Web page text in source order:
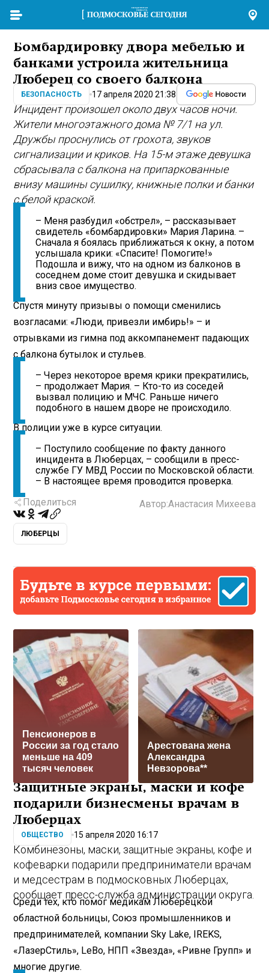
Бомбардировку двора мебелью и
банками устроила жительница
Люберец со своего балкона
БЕЗОПАСНОСТЬ 17 апреля 2020 21:38
Инцидент произошел около двух часов ночи.
Жители многоэтажного дома № 7/1 на ул.
Дружбы проснулись от грохота, звуков
сигнализации и криков. На 15-м этаже девушка
сбрасывала с балкона на припаркованные
внизу машины сушилку, книжные полки и банки
с белой краской.
– Меня разбудил «обстрел», – рассказывает
свидетель «бомбардировки» Мария Ларина. –
Сначала я боялась приближаться к окну, а потом
услышала крики: «Спасите! Помогите!»
Подошла и вижу, что на одном из балконов в
соседнем доме стоит девушка и скидывает
вниз свое имущество.
Спустя минуту призывы о помощи сменились
возгласами: «Люди, привезли имбирь!» – и
отрывками из гимна под аккомпанемент падающих
с балкона бутылок и стульев.
– Через некоторое время крики прекратились,
– продолжает Мария. – Кто-то из соседей
вызвал полицию и МЧС. Раньше ничего
подобного в нашем дворе не происходило.
В полиции уже в курсе ситуации.
– Поступило сообщение по факту данного
инцидента в Люберцах, – сообщили в пресс-
службе ГУ МВД России по Московской области.
– В настоящее время проводится проверка.
Поделиться
Автор:Анастасия Михеева
ЛЮБЕРЦЫ
Пенсионеров в
России за год стало
меньше на 409
тысяч человек
Арестована жена
Александра
Невзорова**
Защитные экраны, маски и кофе
подарили бизнесмены врачам в
Люберцах
ОБЩЕСТВО 15 апреля 2020 16:17
Комбинезоны, маски, защитные экраны, кофе и
кофеварки подарили предприниматели врачам
и медсестрам в подмосковных Люберцах,
сообщает пресс-служба администрации округа.
Среди тех, кто помог медикам Люберецкой
областной больницы, Союз промышленников и
предпринимателей, компании Sky Lake, IREKS,
«ЛазерСтиль», LeВо, НПП «Звезда», «Ривне Групп» и
многие другие.